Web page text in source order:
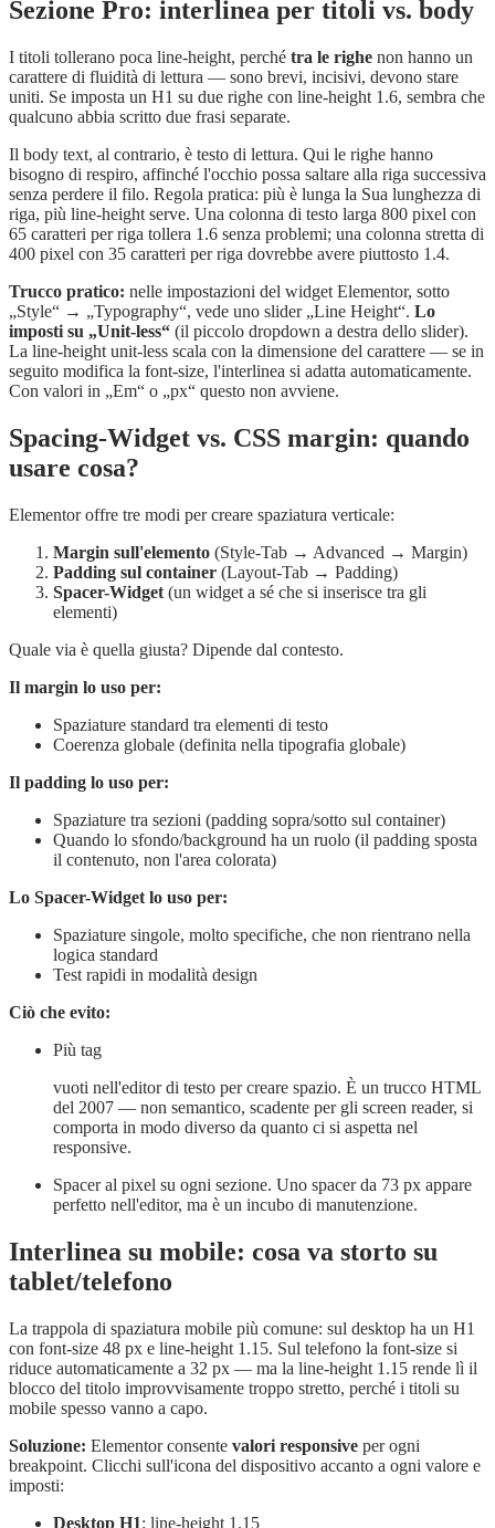
Sezione Pro: interlinea per titoli vs. body
I titoli tollerano poca line-height, perché tra le righe non hanno un
carattere di fluidità di lettura — sono brevi, incisivi, devono stare
uniti. Se imposta un H1 su due righe con line-height 1.6, sembra che
qualcuno abbia scritto due frasi separate.
Il body text, al contrario, è testo di lettura. Qui le righe hanno
bisogno di respiro, affinché l'occhio possa saltare alla riga successiva
senza perdere il filo. Regola pratica: più è lunga la Sua lunghezza di
riga, più line-height serve. Una colonna di testo larga 800 pixel con
65 caratteri per riga tollera 1.6 senza problemi; una colonna stretta di
400 pixel con 35 caratteri per riga dovrebbe avere piuttosto 1.4.
Trucco pratico: nelle impostazioni del widget Elementor, sotto
„Style“ → „Typography“, vede uno slider „Line Height“. Lo
imposti su „Unit-less“ (il piccolo dropdown a destra dello slider).
La line-height unit-less scala con la dimensione del carattere — se in
seguito modifica la font-size, l'interlinea si adatta automaticamente.
Con valori in „Em“ o „px“ questo non avviene.
Spacing-Widget vs. CSS margin: quando
usare cosa?
Elementor offre tre modi per creare spaziatura verticale:
Margin sull'elemento (Style-Tab → Advanced → Margin)
Padding sul container (Layout-Tab → Padding)
Spacer-Widget (un widget a sé che si inserisce tra gli
elementi)
Quale via è quella giusta? Dipende dal contesto.
Il margin lo uso per:
Spaziature standard tra elementi di testo
Coerenza globale (definita nella tipografia globale)
Il padding lo uso per:
Spaziature tra sezioni (padding sopra/sotto sul container)
Quando lo sfondo/background ha un ruolo (il padding sposta
il contenuto, non l'area colorata)
Lo Spacer-Widget lo uso per:
Spaziature singole, molto specifiche, che non rientrano nella
logica standard
Test rapidi in modalità design
Ciò che evito:
Più tag
vuoti nell'editor di testo per creare spazio. È un trucco HTML
del 2007 — non semantico, scadente per gli screen reader, si
comporta in modo diverso da quanto ci si aspetta nel
responsive.
Spacer al pixel su ogni sezione. Uno spacer da 73 px appare
perfetto nell'editor, ma è un incubo di manutenzione.
Interlinea su mobile: cosa va storto su
tablet/telefono
La trappola di spaziatura mobile più comune: sul desktop ha un H1
con font-size 48 px e line-height 1.15. Sul telefono la font-size si
riduce automaticamente a 32 px — ma la line-height 1.15 rende lì il
blocco del titolo improvvisamente troppo stretto, perché i titoli su
mobile spesso vanno a capo.
Soluzione: Elementor consente valori responsive per ogni
breakpoint. Clicchi sull'icona del dispositivo accanto a ogni valore e
imposti:
Desktop H1: line-height 1.15